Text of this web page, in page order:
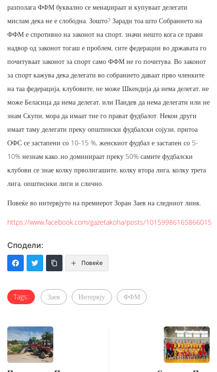
разполага ФФМ буквално се менаџираат и купуваат делегати
мислам дека не е слободна. Зошто? Заради тоа што Собранието на
ФФМ е спротивно на законот на спорт, значи нешто кога се прави
надвор од законот тогаш е проблем, сите федерации во државата го
почитуваат законот за спорт само ФФМ не го почитува. Во законот
за спорт кажува дека делегати во собранието даваат прво членките
на таа федерација, клубовите, не може Шкендија да нема делегат, не
може Беласица да нема делегат, или Пандев да нема делегати или не
знам Скупи, мора да имаат тие го прават фудбалот. Некои други
имаат таму делегати преку општински фудбалски сојузи, притоа
ОФС се застапени со 10-15 %, женскиот фудбал е застапен со 5-
10% незнам како..но доминираат преку 50% самите фудбалски
клубови се знае колку прволигашите, колку втора лига, колку трета
лига, општиснки лиги и слично.
Повеќе во интервјуто на премиерот Зоран Заев на следниот линк.
https://www.facebook.com/gazetakoha/posts/10159986165866015
Сподели:
Повеќе
Tags: Заев Интервју ФФМ